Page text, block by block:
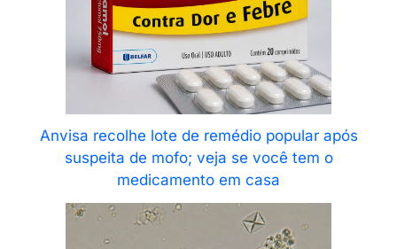
Anvisa recolhe lote de remédio popular após
suspeita de mofo; veja se você tem o
medicamento em casa